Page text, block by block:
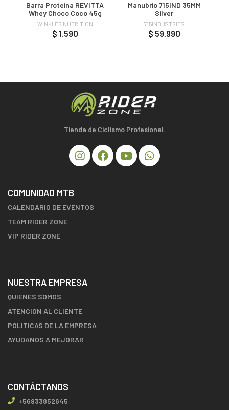
Barra Proteina REVITTA
Whey Choco Coco 45g
WINKLER NUTRITION
$ 1.590
Manubrio 715IND 35MM
Silver
715INDUSTRIES
$ 59.990
Tienda de Ciclismo Profesional.
COMUNIDAD MTB
CALENDARIO DE EVENTOS
TEAM RIDER ZONE
VIP RIDER ZONE
NUESTRA EMPRESA
QUIENES SOMOS
ATENCION AL CLIENTE
POLITICAS DE LA EMPRESA
AYUDANOS A MEJORAR
CONTÁCTANOS
+56933852645